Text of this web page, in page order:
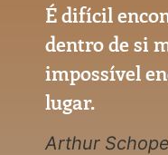
É difícil
dentro de si
impossível
lugar.
Arthur